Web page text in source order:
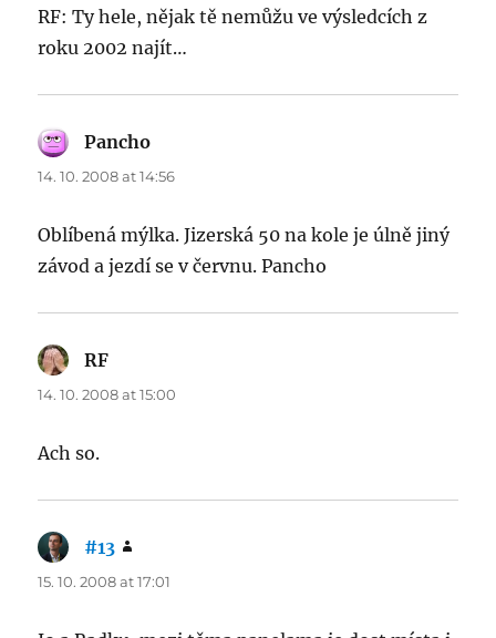
RF: Ty hele, nějak tě nemůžu ve výsledcích z
roku 2002 najít…
Pancho
14. 10. 2008 at 14:56
Oblíbená mýlka. Jizerská 50 na kole je úlně jiný
závod a jezdí se v červnu. Pancho
RF
14. 10. 2008 at 15:00
Ach so.
#13
15. 10. 2008 at 17:01